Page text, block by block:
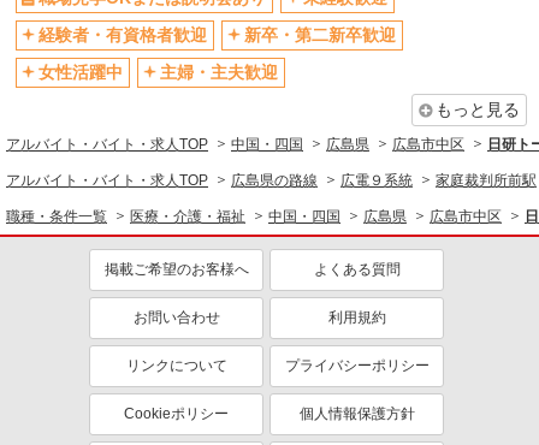
経験者・有資格者歓迎
新卒・第二新卒歓迎
女性活躍中
主婦・主夫歓迎
もっと見る
アルバイト・バイト・求人TOP 中国・四国 広島県 広島市中区 日研ト
アルバイト・バイト・求人TOP 広島県の路線 広電９系統 家庭裁判所前駅
職種・条件一覧 医療・介護・福祉 中国・四国 広島県 広島市中区
掲載ご希望のお客様へ よくある質問
お問い合わせ 利用規約
リンクについて プライバシーポリシー
Cookieポリシー 個人情報保護方針